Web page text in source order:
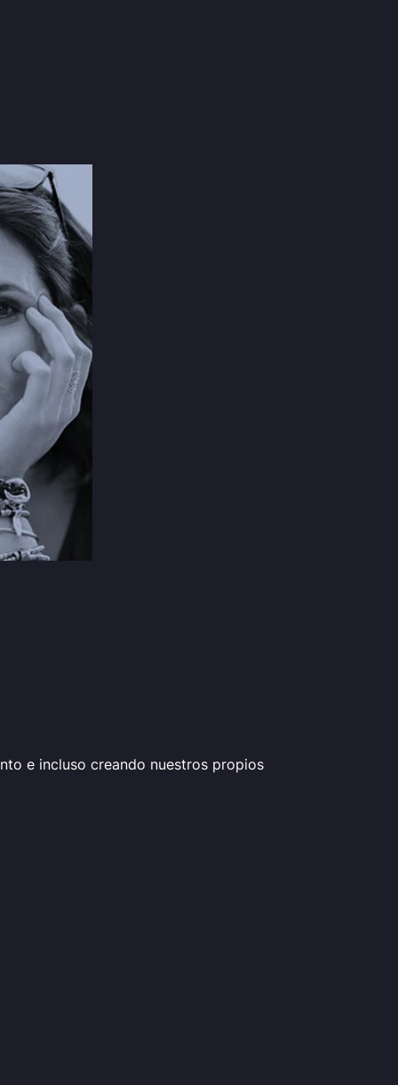
e incluso creando nuestros propios